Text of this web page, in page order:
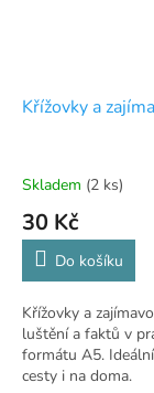
Křížovky a
Skladem (2 ks)
30 Kč
Do košíku
Křížovky a
luštění a faktů v
formátu A5.
cesty i na doma.